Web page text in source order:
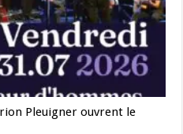
Pleuigner ouvrent le